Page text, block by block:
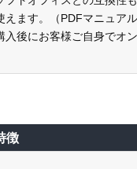
ます。（PDFマニュアル
後にお客様ご自身でオ
徴